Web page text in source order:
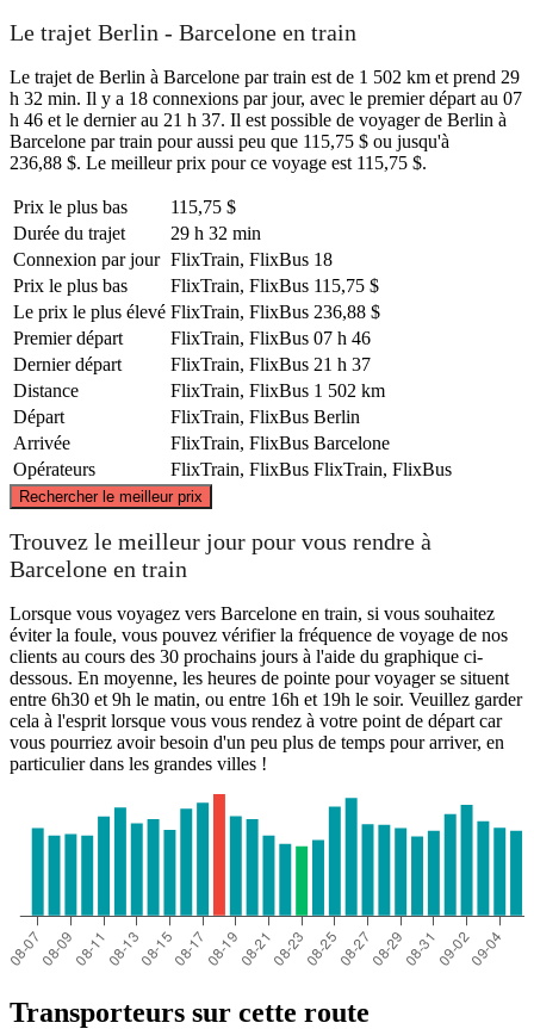
Le trajet Berlin - Barcelone en train
Le trajet de Berlin à Barcelone par train est de 1 502 km et prend 29
h 32 min. Il y a 18 connexions par jour, avec le premier départ au 07
h 46 et le dernier au 21 h 37. Il est possible de voyager de Berlin à
Barcelone par train pour aussi peu que 115,75 $ ou jusqu'à
236,88 $. Le meilleur prix pour ce voyage est 115,75 $.
Prix ​​le plus bas
115,75 $
Durée du trajet
29 h 32 min
Connexion par jour FlixTrain, FlixBus 18
Prix ​​le plus bas
FlixTrain, FlixBus 115,75 $
Le prix le plus élevé FlixTrain, FlixBus 236,88 $
Premier départ
FlixTrain, FlixBus 07 h 46
Dernier départ
FlixTrain, FlixBus 21 h 37
Distance
FlixTrain, FlixBus 1 502 km
Départ
FlixTrain, FlixBus Berlin
Arrivée
FlixTrain, FlixBus Barcelone
Opérateurs
FlixTrain, FlixBus FlixTrain, FlixBus
Rechercher le meilleur prix
Barcelona
©CARTO , ©OpenStreetMapcontributors
Trouvez le meilleur jour pour vous rendre à
Barcelone en train
Lorsque vous voyagez vers Barcelone en train, si vous souhaitez
éviter la foule, vous pouvez vérifier la fréquence de voyage de nos
clients au cours des 30 prochains jours à l'aide du graphique ci-
dessous. En moyenne, les heures de pointe pour voyager se situent
entre 6h30 et 9h le matin, ou entre 16h et 19h le soir. Veuillez garder
cela à l'esprit lorsque vous vous rendez à votre point de départ car
vous pourriez avoir besoin d'un peu plus de temps pour arriver, en
particulier dans les grandes villes !
Transporteurs sur cette route